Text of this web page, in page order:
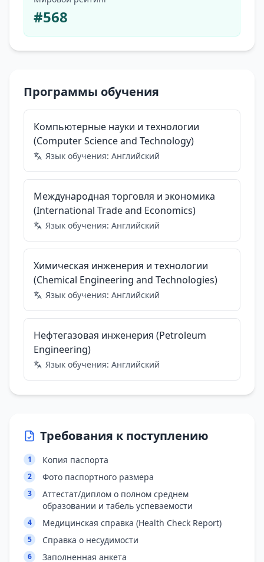
#568
Программы обучения
Компьютерные науки и технологии
(Computer Science and Technology)
Язык обучения: Английский
Международная торговля и экономика
(International Trade and Economics)
Язык обучения: Английский
Химическая инженерия и технологии
(Chemical Engineering and Technologies)
Язык обучения: Английский
Нефтегазовая инженерия (Petroleum
Engineering)
Язык обучения: Английский
Требования к поступлению
1 Копия паспорта
2 Фото паспортного размера
3
Аттестат/диплом о полном среднем
образовании и табель успеваемости
4 Медицинская справка (Health Check Report)
5 Справка о несудимости
6 Заполненная анкета